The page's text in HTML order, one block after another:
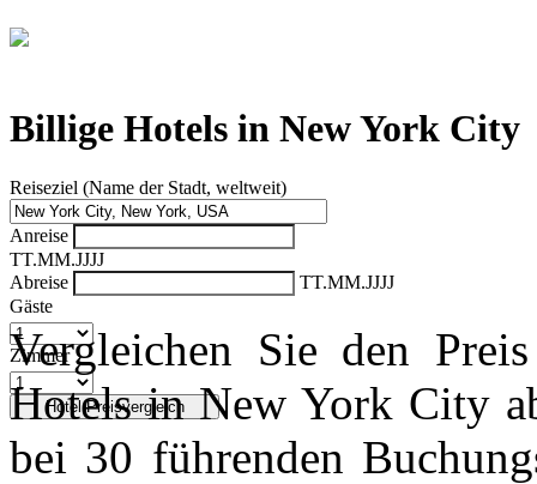
Billige Hotels in New York City
Reiseziel (Name der Stadt, weltweit)
Anreise
TT.MM.JJJJ
Abreise
TT.MM.JJJJ
Gäste
Zimmer
Vergleichen Sie den
Hotels in New York City
bei 30 führenden